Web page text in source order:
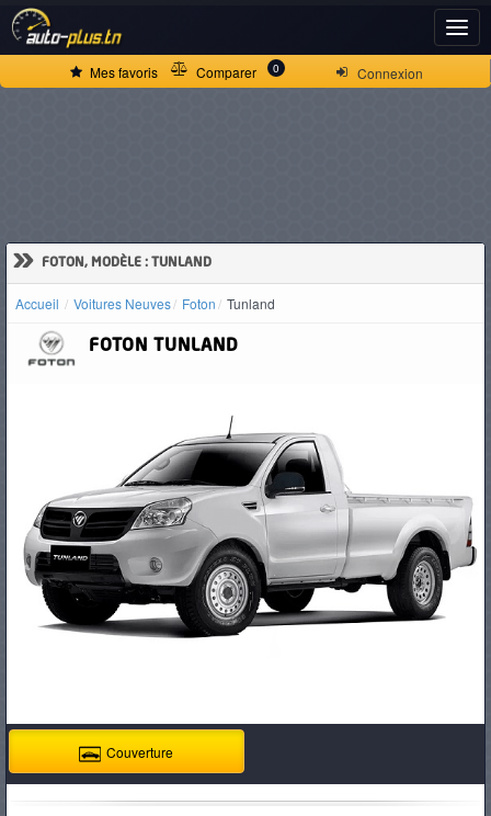
Connexion
Mes favoris Comparer 0
» FOTON, MODÈLE : TUNLAND
Accueil Voitures Neuves Foton Tunland
FOTON TUNLAND
Couverture
ACCUEIL
D'OCCASION
PNEUS